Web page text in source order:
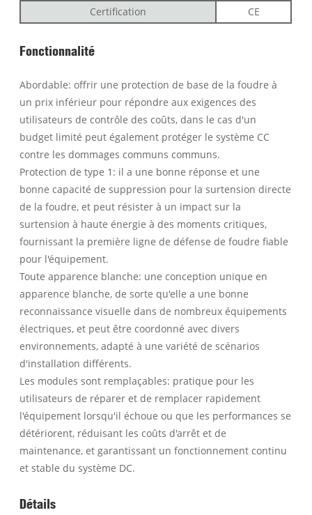
Certification CE
Fonctionnalité
Abordable: offrir une protection de base de la foudre à
un prix inférieur pour répondre aux exigences des
utilisateurs de contrôle des coûts, dans le cas d'un
budget limité peut également protéger le système CC
contre les dommages communs communs.
Protection de type 1: il a une bonne réponse et une
bonne capacité de suppression pour la surtension directe
de la foudre, et peut résister à un impact sur la
surtension à haute énergie à des moments critiques,
fournissant la première ligne de défense de foudre fiable
pour l'équipement.
Toute apparence blanche: une conception unique en
apparence blanche, de sorte qu'elle a une bonne
reconnaissance visuelle dans de nombreux équipements
électriques, et peut être coordonné avec divers
environnements, adapté à une variété de scénarios
d'installation différents.
Les modules sont remplaçables: pratique pour les
utilisateurs de réparer et de remplacer rapidement
l'équipement lorsqu'il échoue ou que les performances se
détériorent, réduisant les coûts d'arrêt et de
maintenance, et garantissant un fonctionnement continu
et stable du système DC.
Détails